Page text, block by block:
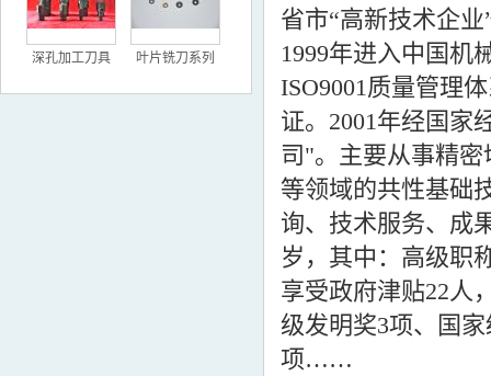
深孔加工刀具 叶片铣刀系列
省市“高新技术企
1999年进入中国机
ISO9001质量管理
证。2001年经国家
司"。主要从事精
等领域的共性基础
询、技术服务、成
岁，其中：高级职
享受政府津贴22人
级发明奖3项、国
项……